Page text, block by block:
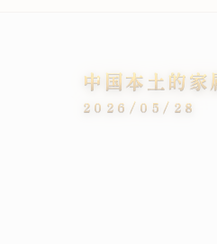
中国本土的
2026/05/28